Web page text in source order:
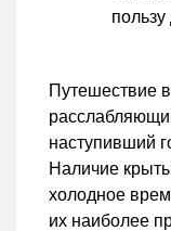
Путешествие
наступивший
Наличие
холодное
их наиболее